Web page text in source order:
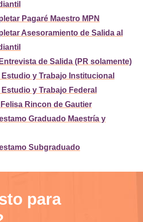
Pagaré Maestro MPN
Asesoramiento de Salida al
de Salida (PR solamente)
Estudio y Trabajo Institucional
y Trabajo Federal
Rincon de Gautier
Graduado Maestría y
Subgraduado
para